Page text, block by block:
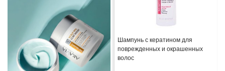
Шампунь с кератином для
поврежденных и окрашенных
волос